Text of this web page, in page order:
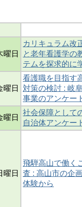
曜日
カリキュラム改
と老年看護学の
テムを探求的に
曜日
看護職を目指す
対策の検討 : 岐
事業のアンケー
曜日
社会保障として
自治体アンケー
曜日
飛騨高山で働く
査 : 高山市の企
体験から